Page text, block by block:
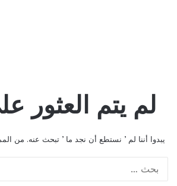
لم يتم العثور
يبدوا أننا لم ’ نستطع أن نجد ما ’ تبحث عنه. من